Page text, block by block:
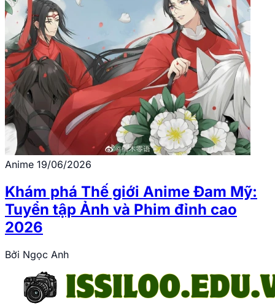
Anime 19/06/2026
Khám phá Thế giới Anime Đam Mỹ:
Tuyển tập Ảnh và Phim đỉnh cao
2026
Bởi Ngọc Anh